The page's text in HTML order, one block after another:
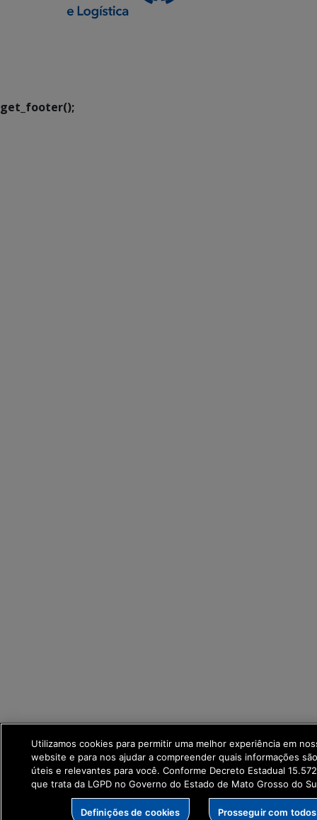
get_footer();
Utilizamos cookies para permitir uma melhor experiência em
website e para nos ajudar a compreender quais informações
úteis e relevantes para você. Conforme Decreto Estadual
que trata da LGPD no Governo do Estado de Mato Grosso do
Definições de cookies Prosseguir com todos